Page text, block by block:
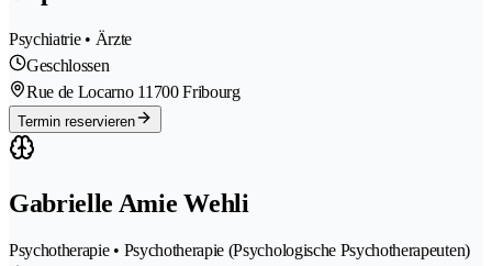
Psychiatrie • Ärzte
Geschlossen
Rue de Locarno 11700 Fribourg
Termin reservieren
Gabrielle Amie Wehli
Psychotherapie • Psychotherapie (Psychologische Psychotherapeuten)